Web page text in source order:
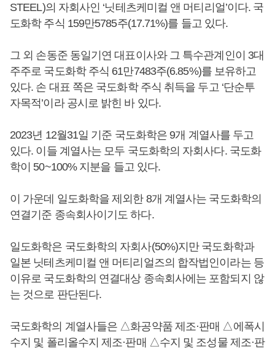
STEEL)의 자회사인 ‘닛테츠케미컬 앤 머티리얼’이다. 국
도화학 주식 159만5785주(17.71%)를 들고 있다.
그 외 손동준 동일기연 대표이사와 그 특수관계인이 3대
주주로 국도화학 주식 61만7483주(6.85%)를 보유하고
있다. 손 대표 쪽은 국도화학 주식 취득을 두고 ‘단순투
자목적’이라 공시로 밝힌 바 있다.
2023년 12월31일 기준 국도화학은 9개 계열사를 두고
있다. 이들 계열사는 모두 국도화학의 자회사다. 국도화
학이 50~100% 지분을 들고 있다.
이 가운데 일도화학을 제외한 8개 계열사는 국도화학의
연결기준 종속회사이기도 하다.
일도화학은 국도화학의 자회사(50%)지만 국도화학과
일본 닛테츠케미컬 앤 머티리얼즈의 합작법인이라는 등
이유로 국도화학의 연결대상 종속회사에는 포함되지 않
는 것으로 판단된다.
국도화학의 계열사들은 △화공약품 제조·판매 △에폭시
수지 및 폴리올수지 제조·판매 △수지 및 조성물 제조·판